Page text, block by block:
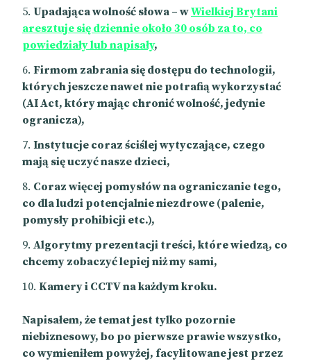
Upadająca wolność słowa – wWielkiej Brytani
aresztuje się dziennie około 30 osób za to, co
powiedziały lub napisały,
Firmom zabrania się dostępu do technologii,
których jeszcze nawet nie potrafią wykorzystać
(AI Act, który mając chronić wolność, jedynie
ogranicza),
Instytucje coraz ściślej wytyczające, czego
mają się uczyć nasze dzieci,
Coraz więcej pomysłów na ograniczanie tego,
co dla ludzi potencjalnie niezdrowe (palenie,
pomysły prohibicji etc.),
Algorytmy prezentacji treści, które wiedzą, co
chcemy zobaczyć lepiej niż my sami,
Kamery i CCTV na każdym kroku.
Napisałem, że temat jest tylko pozornie
niebiznesowy, bo po pierwsze prawie wszystko,
co wymieniłem powyżej, facylitowane jest przez